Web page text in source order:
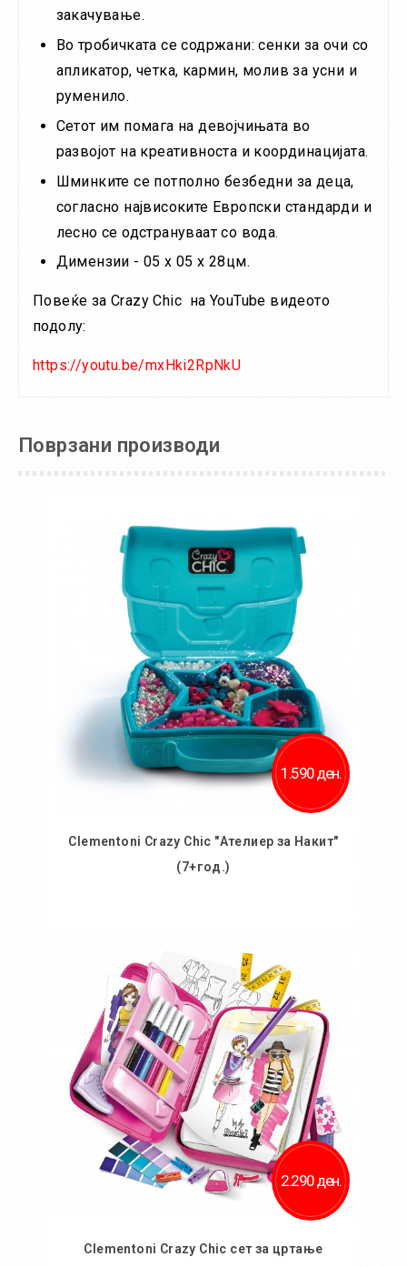
закачување.
Во тробичката се содржани: сенки за очи со
апликатор, четка, кармин, молив за усни и
руменило.
Сетот им помага на девојчињата во
развојот на креативноста и координацијата.
Шминките се потполно безбедни за деца,
согласно највисоките Европски стандарди и
лесно се одстрануваат со вода.
Димензии - 05 х 05 х 28цм.
Повеќе за Crazy Chic на YouTube видеото
подолу:
https://youtu.be/mxHki2RpNkU
Поврзани производи
1.590 ден.
Clementoni Crazy Chic "Ателиер за Накит"
(7+год.)
Додај во желби
Додај за споредба
2.290 ден.
Clementoni Crazy Chic сет за цртање